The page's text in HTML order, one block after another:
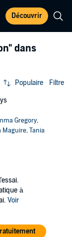
Découvrir
dans
Populaire Filtre
Gregory,
Maguire,Tania
à
Voir